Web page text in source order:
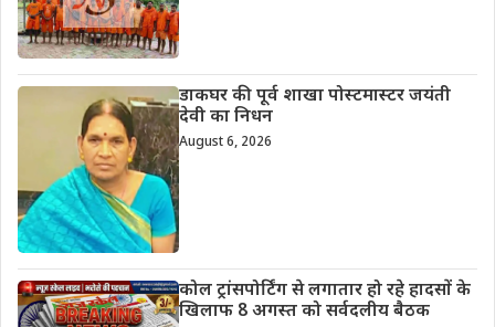
डाकघर की पूर्व शाखा पोस्टमास्टर जयंती
देवी का निधन
August 6, 2026
कोल ट्रांसपोर्टिंग से लगातार हो रहे हादसों के
खिलाफ 8 अगस्त को सर्वदलीय बैठक